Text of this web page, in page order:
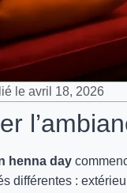
le avril 18, 2026
henna day
différentes :